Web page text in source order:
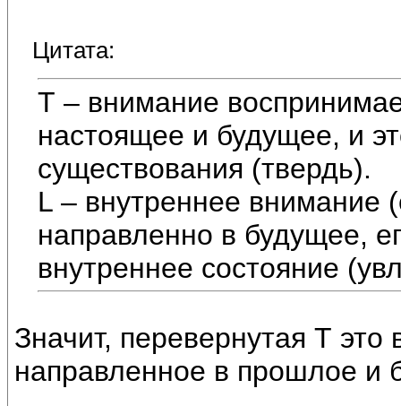
Цитата:
Т – внимание
настоящее и будущее, и
существования (твердь).
L – внутреннее внимание
направленно в будущее,
внутреннее состояние
Значит, перевернутая Т
направленное в прошлое и